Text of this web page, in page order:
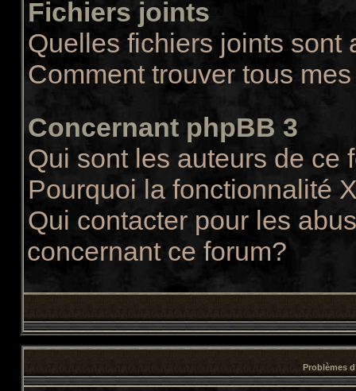
Fichiers joints
Quelles fichiers joints sont
Comment trouver tous
Concernant phpBB 3
Qui sont les auteurs de ce
Pourquoi la fonctionnalité
Qui contacter pour les
concernant ce forum?
Problèmes